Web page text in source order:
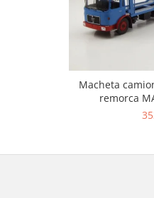
Macheta
remorca